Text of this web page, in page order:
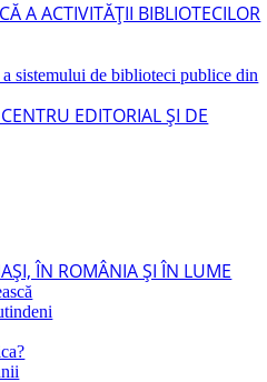
A ACTIVITĂŢII BIBLIOTECILOR
a sistemului de biblioteci publice din
EDITORIAL ŞI DE
ÎN ROMÂNIA ŞI ÎN LUME